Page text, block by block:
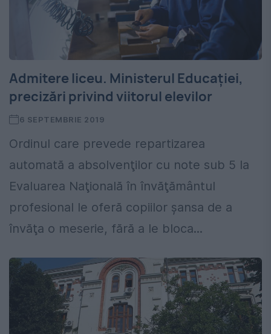
Admitere liceu. Ministerul Educației,
precizări privind viitorul elevilor
6 SEPTEMBRIE 2019
Ordinul care prevede repartizarea
automată a absolvenţilor cu note sub 5 la
Evaluarea Naţională în învăţământul
profesional le oferă copiilor şansa de a
învăţa o meserie, fără a le bloca...